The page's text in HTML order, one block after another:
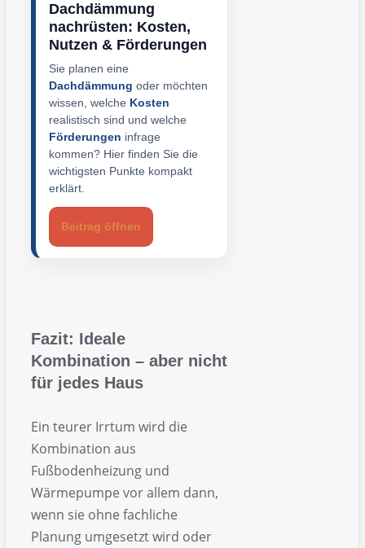
Dachdämmung
nachrüsten: Kosten,
Nutzen & Förderungen
Sie planen eine
Dachdämmung oder möchten
wissen, welche Kosten
realistisch sind und welche
Förderungen infrage
kommen? Hier finden Sie die
wichtigsten Punkte kompakt
erklärt.
Beitrag öffnen
Fazit: Ideale
Kombination – aber nicht
für jedes Haus
Ein teurer Irrtum wird die
Kombination aus
Fußbodenheizung und
Wärmepumpe vor allem dann,
wenn sie ohne fachliche
Planung umgesetzt wird oder